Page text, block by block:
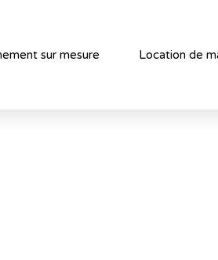
sur mesure Location de